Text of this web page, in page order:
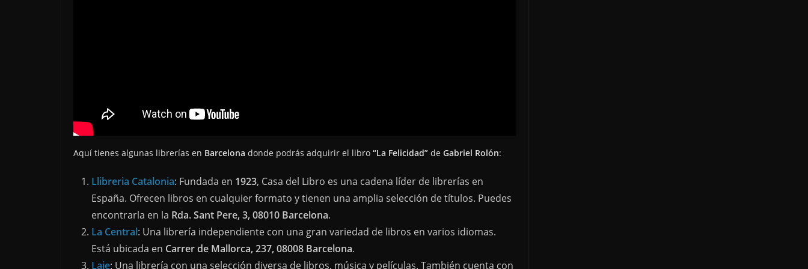
Aquí tienes algunas librerías en Barcelona donde podrás adquirir el libro “La Felicidad” de Gabriel Rolón:
Llibreria Catalonia: Fundada en 1923, Casa del Libro es una cadena líder de librerías en
España. Ofrecen libros en cualquier formato y tienen una amplia selección de títulos. Puedes
encontrarla en la Rda. Sant Pere, 3, 08010 Barcelona.
La Central: Una librería independiente con una gran variedad de libros en varios idiomas.
Está ubicada en Carrer de Mallorca, 237, 08008 Barcelona.
Laie: Una librería con una selección diversa de libros, música y películas. También cuenta con